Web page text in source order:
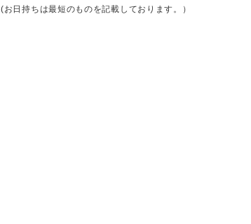
(お日持ちは最短のものを記載しております。）